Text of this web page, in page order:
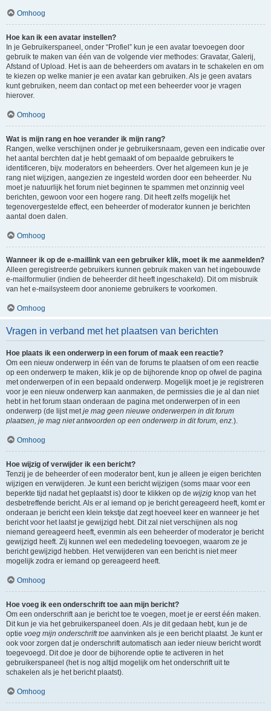
Omhoog
Hoe kan ik een avatar instellen?
In je Gebruikerspaneel, onder “Profiel” kun je een avatar toevoegen door
gebruik te maken van één van de volgende vier methodes: Gravatar, Galerij,
Afstand of Upload. Het is aan de beheerders om avatars in te schakelen en om
te kiezen op welke manier je een avatar kan gebruiken. Als je geen avatars
kunt gebruiken, neem dan contact op met een beheerder voor je vragen
hierover.
Omhoog
Wat is mijn rang en hoe verander ik mijn rang?
Rangen, welke verschijnen onder je gebruikersnaam, geven een indicatie over
het aantal berchten dat je hebt gemaakt of om bepaalde gebruikers te
identificeren, bijv. moderators en beheerders. Over het algemeen kun je je
rang niet wijzigen, aangezien ze ingesteld worden door een beheerder. Nu
moet je natuurlijk het forum niet beginnen te spammen met onzinnig veel
berichten, gewoon voor een hogere rang. Dit heeft zelfs mogelijk het
tegenovergestelde effect, een beheerder of moderator kunnen je berichten
aantal doen dalen.
Omhoog
Wanneer ik op de e-maillink van een gebruiker klik, moet ik me aanmelden?
Alleen geregistreerde gebruikers kunnen gebruik maken van het ingebouwde
e-mailformulier (indien de beheerder dit heeft ingeschakeld). Dit om misbruik
van het e-mailsysteem door anonieme gebruikers te voorkomen.
Omhoog
Vragen in verband met het plaatsen van berichten
Hoe plaats ik een onderwerp in een forum of maak een reactie?
Om een nieuw onderwerp in één van de forums te plaatsen of om een reactie
op een onderwerp te maken, klik je op de bijhorende knop op ofwel de pagina
met onderwerpen of in een bepaald onderwerp. Mogelijk moet je je registreren
voor je een nieuw onderwerp kan aanmaken, de permissies die je al dan niet
hebt in het forum staan onderaan de pagina met onderwerpen of in een
onderwerp (de lijst metje mag geen nieuwe onderwerpen in dit forum
plaatsen, je mag niet antwoorden op een onderwerp in dit forum, enz.).
Omhoog
Hoe wijzig of verwijder ik een bericht?
Tenzij je de beheerder of een moderator bent, kun je alleen je eigen berichten
wijzigen en verwijderen. Je kunt een bericht wijzigen (soms maar voor een
beperkte tijd nadat het geplaatst is) door te klikken op de wijzig knop van het
desbetreffende bericht. Als er al iemand op je bericht gereageerd heeft, komt er
onderaan je bericht een klein tekstje dat zegt hoeveel keer en wanneer je het
bericht voor het laatst je gewijzigd hebt. Dit zal niet verschijnen als nog
niemand gereageerd heeft, evenmin als een beheerder of moderator je bericht
gewijzigd heeft. Zij kunnen wel een mededeling toevoegen, waarom ze je
bericht gewijzigd hebben. Het verwijderen van een bericht is niet meer
mogelijk zodra er iemand op gereageerd heeft.
Omhoog
Hoe voeg ik een onderschrift toe aan mijn bericht?
Om een onderschrift aan je bericht toe te voegen, moet je er eerst één maken.
Dit kun je via het gebruikerspaneel doen. Als je dit gedaan hebt, kun je de
optie voeg mijn onderschrift toe aanvinken als je een bericht plaatst. Je kunt er
ook voor zorgen dat je onderschrift automatisch aan ieder nieuw bericht wordt
toegevoegd. Dit doe je door de bijhorende optie te activeren in het
gebruikerspaneel (het is nog altijd mogelijk om het onderschrift uit te
schakelen als je het bericht plaatst).
Omhoog